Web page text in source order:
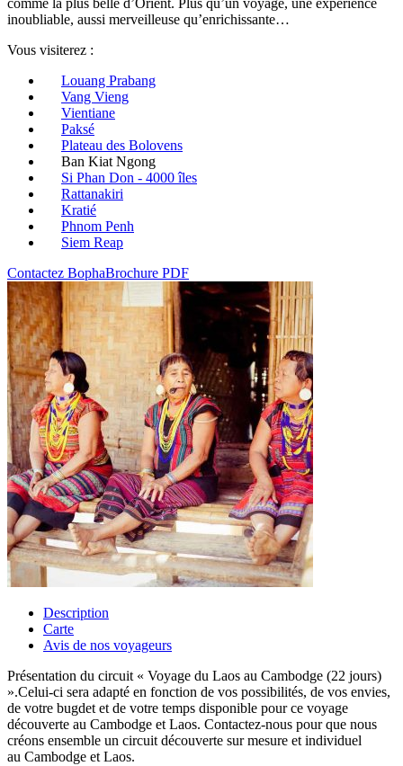
comme la plus belle d’Orient. Plus qu’un voyage, une expérience
inoubliable, aussi merveilleuse qu’enrichissante…
Vous visiterez :
Louang Prabang
Vang Vieng
Vientiane
Paksé
Plateau des Bolovens
Ban Kiat Ngong
Si Phan Don - 4000 îles
Rattanakiri
Kratié
Phnom Penh
Siem Reap
Contactez BophaBrochure PDF
Description
Carte
Avis de nos voyageurs
Présentation du circuit « Voyage du Laos au Cambodge (22 jours)
».Celui-ci sera adapté en fonction de vos possibilités, de vos envies,
de votre bugdet et de votre temps disponible pour ce voyage
découverte au Cambodge et Laos. Contactez-nous pour que nous
créons ensemble un circuit découverte sur mesure et individuel
au Cambodge et Laos.